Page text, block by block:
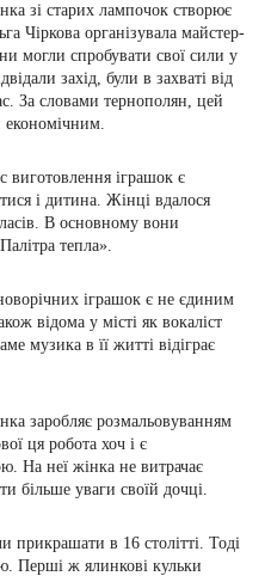
зі старих лампочок створює
Чіркова організувала майстер-
могли спробувати свої сили у
захід, були в захваті від
За словами тернополян, цей
іграшок є
і дитина. Жінці вдалося
В основному вони
тепла».
іграшок є не єдиним
відома у місті як вокаліст
музика в її житті відіграє
заробляє розмальовуванням
ця робота хоч і є
На неї жінка не витрачає
більше уваги своїй дочці.
в 16 столітті. Тоді
Перші ж ялинкові кульки